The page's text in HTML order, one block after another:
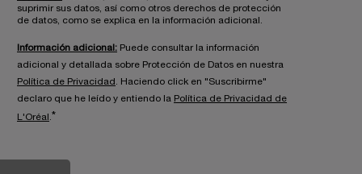
suprimir sus datos, así como otros derechos de protección
de datos, como se explica en la información adicional.
Información adicional: Puede consultar la información
adicional y detallada sobre Protección de Datos en nuestra
Política de Privacidad
. Haciendo click en "Suscribirme"
declaro que he leído y entiendo la Política de Privacidad de
L'Oréal *